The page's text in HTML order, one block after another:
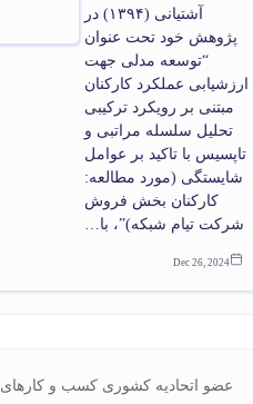
آشتیانی (۱۳۹۴) در
پژوهش خود تحت عنوان
“توسعه مدلی جهت
ارزشیابی عملکرد کارکنان
مبتنی بر رویکرد ترکیبی
تحلیل سلسله مراتبی و
تاپسیس با تاکید بر عوامل
شایستگی (مورد مطالعه:
کارکنان بخش فروش
شرکت تیام شبکه)”، با…
Dec 26, 2024
عضو اتحادیه کشوری کسب و کارهای